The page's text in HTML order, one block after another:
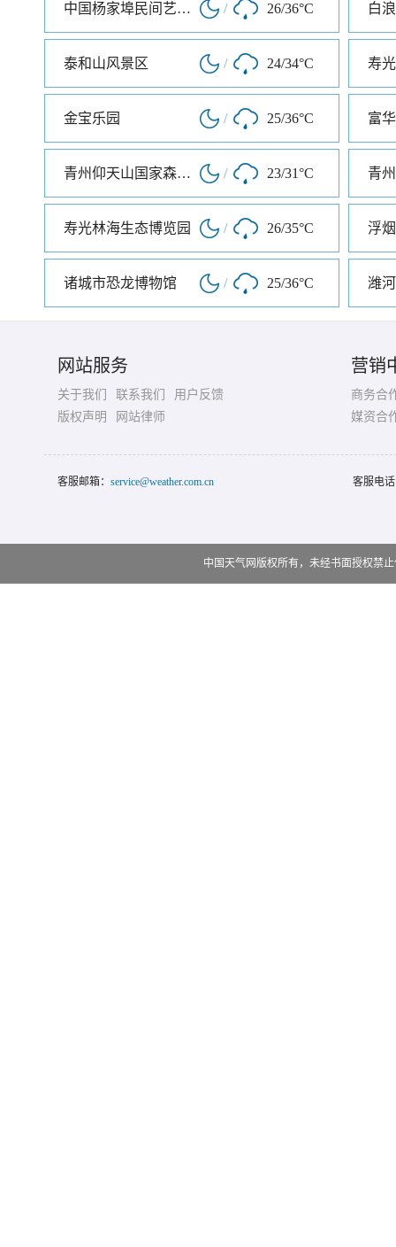
中国杨家埠民间艺术大观园 / 26/36°C 白
泰和山风景区 / 24/34°C
金宝乐园 / 25/36°C 富
青州仰天山国家森林公园 / 23/31°C 青
寿光林海生态博览园 / 26/35°C
诸城市恐龙博物馆 / 25/36°C 潍
网站服务
关于我们 联系我们
用户反馈
版权声明
网站律师
营销
商务合
媒资合
客服邮箱： service@weather.com.cn 客服电
中国天气网版权所有，未经书面授权